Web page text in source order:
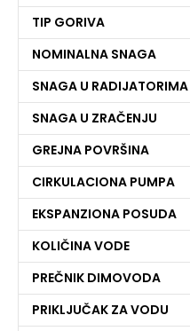
TIP GORIVA
NOMINALNA SNAGA
SNAGA U RADIJATORIMA
SNAGA U ZRAČENJU
GREJNA POVRŠINA
CIRKULACIONA PUMPA
EKSPANZIONA POSUDA
KOLIČINA VODE
PREČNIK DIMOVODA
PRIKLJUČAK ZA VODU